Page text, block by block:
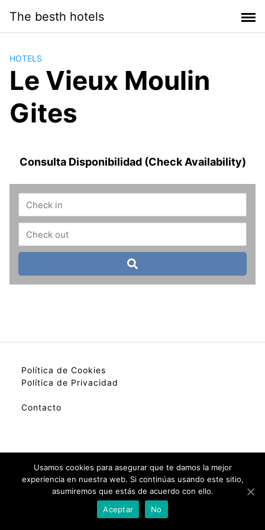
contenido
The besth hotels
HOTELS
Le Vieux Moulin
Gites
Consulta Disponibilidad (Check Availability)
Política de Cookies
Política de Privacidad
Contacto
Usamos cookies para asegurar que te damos la mejor
experiencia en nuestra web. Si continúas usando este sitio,
asumiremos que estás de acuerdo con ello.
Aceptar
No
Check Availability(Disponibilidad)